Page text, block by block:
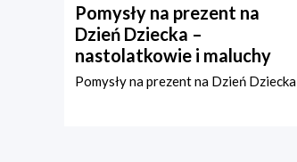
Pomysły na prezent na
Dzień Dziecka –
nastolatkowie i maluchy
Pomysły na prezent na Dzień Dziecka